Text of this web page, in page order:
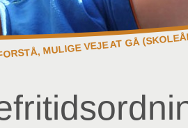
MULIGE VEJE AT GÅ